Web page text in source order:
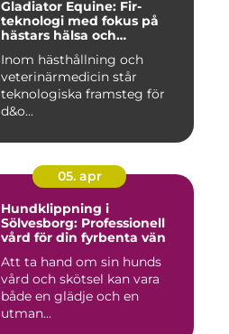
Gladiator Equine: Fir-
teknologi med fokus på
hästars hälsa och
Inom hästhållning och
veterinärmedicin står
teknologiska framsteg för
d&o...
05. apr
Hundklippning i
Sölvesborg: Professionell
vård för din fyrbenta vän
Att ta hand om sin hunds
vård och skötsel kan vara
både en glädje och en
utman...